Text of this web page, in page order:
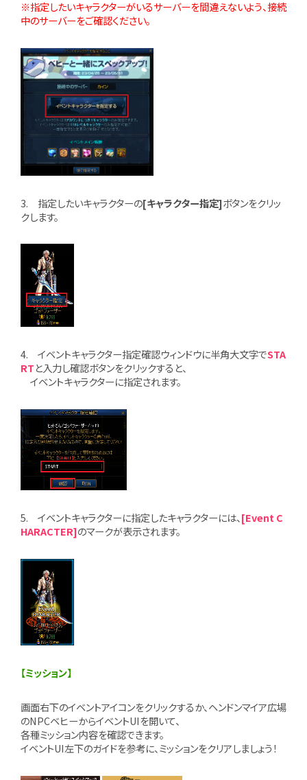
※指定したいキャラクターがいるサーバーを間違えないよう、接続
中のサーバーをご確認ください。
3. 指定したいキャラクターの[キャラクター指定]ボタンをクリッ
クします。
4. イベントキャラクター指定確認ウィンドウに半角大文字でSTA
RTと入力し確認ボタンをクリックすると、
イベントキャラクターに指定されます。
5. イベントキャラクターに指定したキャラクターには、[Event C
HARACTER]のマークが表示されます。
【ミッション】
画面右下のイベントアイコンをクリックするか、ヘンドンマイア広場
のNPCベヒーからイベントUIを開いて、
各種ミッション内容を確認できます。
イベントUI左下のガイドを参考に、ミッションをクリアしましょう！